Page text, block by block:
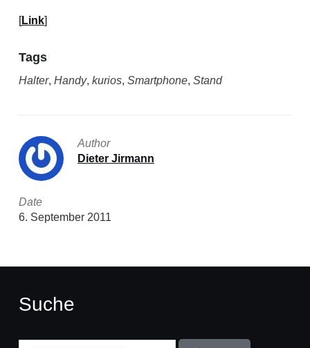
[Link]
Tags
Halter, Handy, kurios, Smartphone, Stand
Author
Dieter Jirmann
Date
6. September 2011
Suche